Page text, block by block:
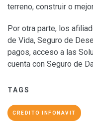
terreno, construir o
Por otra parte, los
de Vida, Seguro de
pagos, acceso a las
cuenta con Seguro de
TAGS
CREDITO INFONAVIT